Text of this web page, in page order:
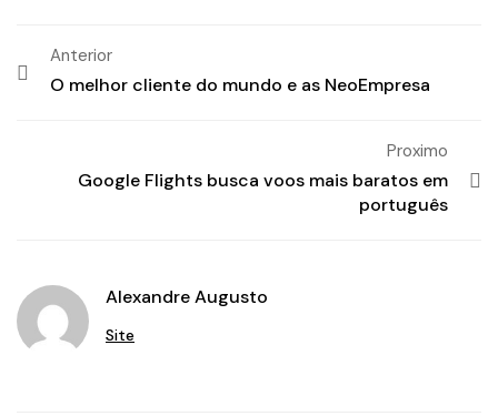
Anterior
O melhor cliente do mundo e as NeoEmpresa
Proximo
Google Flights busca voos mais baratos em
português
Alexandre Augusto
Site